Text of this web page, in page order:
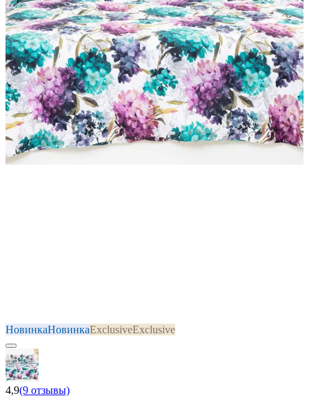
НовинкаНовинкаExclusiveExclusive
4,9(9 отзывы)